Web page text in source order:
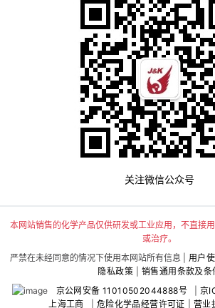
关注微信公众号
本网站销售的化学产品仅供研发或工业应用，不直接
或治疗。
严禁在未经同意的情况下使用本网站所有信息 |
用户
隐私政策
销售通用条款及条
京公网安备 11010502044888号
京
上海工商
危险化学品经营许可证 营业